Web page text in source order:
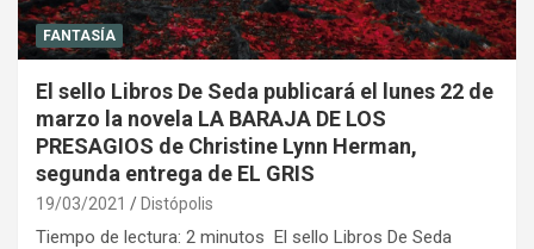
FANTASÍA
El sello Libros De Seda publicará el lunes 22 de
marzo la novela LA BARAJA DE LOS
PRESAGIOS de Christine Lynn Herman,
segunda entrega de EL GRIS
19/03/2021 Distópolis
Tiempo de lectura: 2 minutos El sello Libros De Seda